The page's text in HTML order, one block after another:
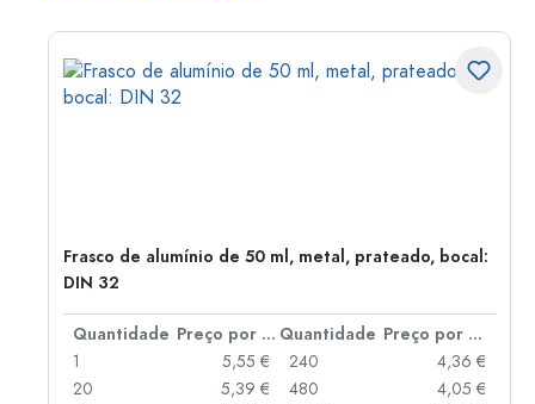
Frasco de alumínio de 50 ml, metal, prateado, bocal:
DIN 32
Quantidade Preço por peça Quantidade
Preço por peça
1
5,55 €
20
5,39 €
240
4,36 €
480
4,05 €